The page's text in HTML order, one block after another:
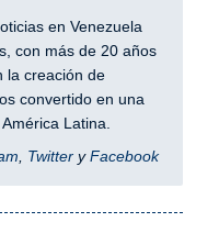
en Venezuela
con más de 20 años
la creación de
convertido en una
Latina.
TwitteryFacebook